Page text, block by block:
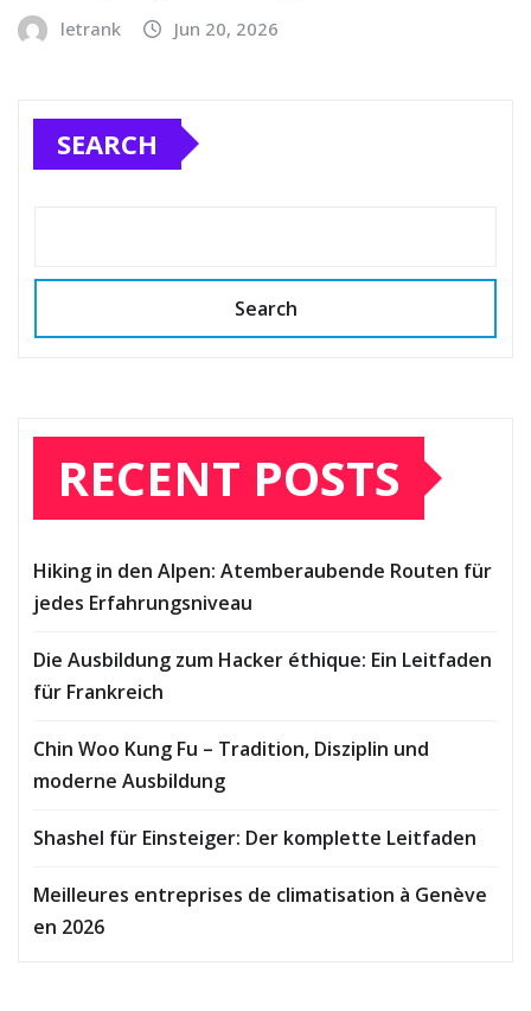
letrank Jun 20, 2026
SEARCH
Search
RECENT POSTS
Hiking in den Alpen: Atemberaubende Routen für
jedes Erfahrungsniveau
Die Ausbildung zum Hacker éthique: Ein Leitfaden
für Frankreich
Chin Woo Kung Fu – Tradition, Disziplin und
moderne Ausbildung
Shashel für Einsteiger: Der komplette Leitfaden
Meilleures entreprises de climatisation à Genève
en 2026